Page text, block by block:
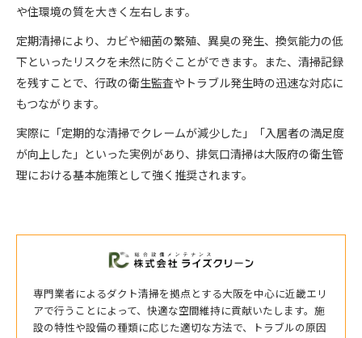
や住環境の質を大きく左右します。
定期清掃により、カビや細菌の繁殖、異臭の発生、換気能力の低
下といったリスクを未然に防ぐことができます。また、清掃記録
を残すことで、行政の衛生監査やトラブル発生時の迅速な対応に
もつながります。
実際に「定期的な清掃でクレームが減少した」「入居者の満足度
が向上した」といった実例があり、排気口清掃は大阪府の衛生管
理における基本施策として強く推奨されます。
専門業者によるダクト清掃を拠点とする大阪を中心に近畿エリ
アで行うことによって、快適な空間維持に貢献いたします。施
設の特性や設備の種類に応じた適切な方法で、トラブルの原因